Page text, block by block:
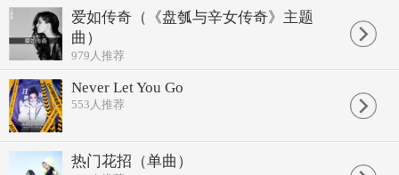
爱如传奇（《盘瓠与辛女传奇》主题
曲）
979 人推荐
Never Let You Go
553 人推荐
热门花招（单曲）